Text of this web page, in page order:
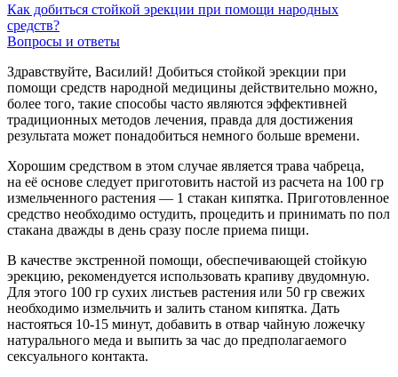
Как добиться стойкой эрекции при помощи народных
средств?
Вопросы и ответы
Здравствуйте, Василий! Добиться стойкой эрекции при
помощи средств народной медицины действительно можно,
более того, такие способы часто являются эффективней
традиционных методов лечения, правда для достижения
результата может понадобиться немного больше времени.
Хорошим средством в этом случае является трава чабреца,
на её основе следует приготовить настой из расчета на 100 гр
измельченного растения — 1 стакан кипятка. Приготовленное
средство необходимо остудить, процедить и принимать по пол
стакана дважды в день сразу после приема пищи.
В качестве экстренной помощи, обеспечивающей стойкую
эрекцию, рекомендуется использовать крапиву двудомную.
Для этого 100 гр сухих листьев растения или 50 гр свежих
необходимо измельчить и залить станом кипятка. Дать
настояться 10-15 минут, добавить в отвар чайную ложечку
натурального меда и выпить за час до предполагаемого
сексуального контакта.